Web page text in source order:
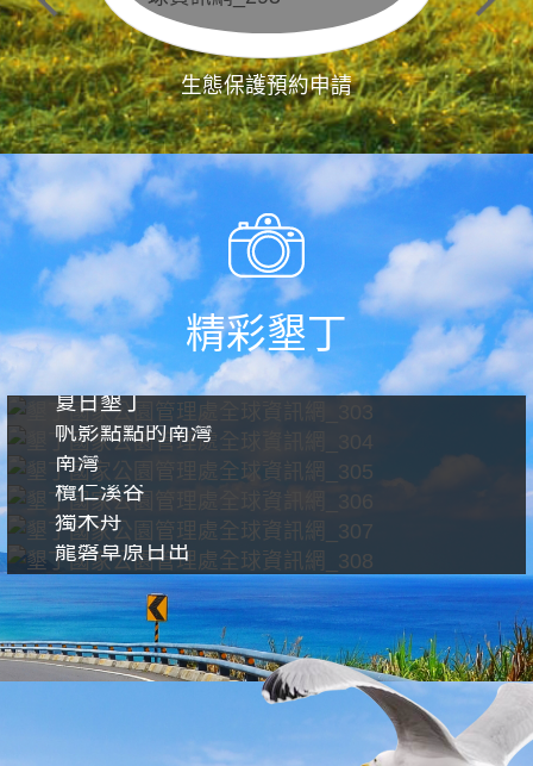
生態保護預約申請
精彩墾丁
夏日墾丁
帆影點點的南灣
南灣
欖仁溪谷
獨木舟
龍磐草原日出